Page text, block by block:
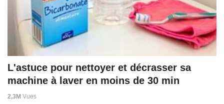
L'astuce pour nettoyer et décrasser sa
machine à laver en moins de 30 min
2,3M Vues